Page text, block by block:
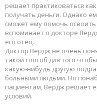
решает практиковаться
получать деньги. Однако
сможет ему помочь
вспоминает о докторе
его отец.
Доктор Вердж не очень
такой способ для того
какую-нибудь другую
больными людьми. Но
пациентам, Вердж решает
условий.